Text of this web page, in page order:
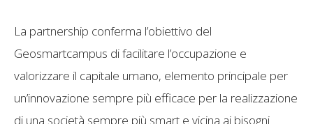
La partnership conferma l’obiettivo del
Geosmartcampus di facilitare l’occupazione e
valorizzare il capitale umano, elemento principale per
un’innovazione sempre più efficace per la realizzazione
di una società sempre più smart e vicina ai bisogni